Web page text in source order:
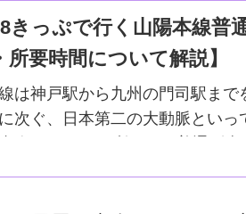
きっぷで行く山陽本線普
所要時間について解説】
は神戸駅から九州の門司駅まで
次ぐ、日本第二の大動脈といっ
青春18きっぷを利用した普通列